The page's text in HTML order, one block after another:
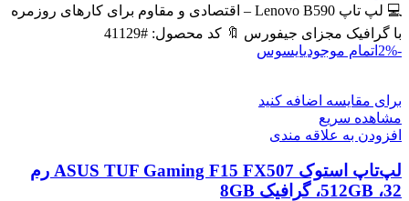
💻 لپ تاپ Lenovo B590 – اقتصادی و مقاوم برای کارهای روزمره
با گرافیک مجزای جیفورس 🔖 کد محصول: #41129
-2%
اتمام موجودیایسوس
برای مقایسه اضافه کنید
مشاهده سریع
افزودن به علاقه مندی
لپ‌تاپ استوک ASUS TUF Gaming F15 FX507 رم
32، 512GB، گرافیک 8GB